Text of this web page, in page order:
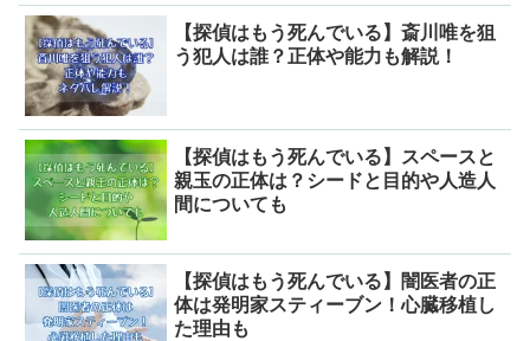
【探偵はもう死んでいる】斎川唯を狙
う犯人は誰？正体や能力も解説！
【探偵はもう死んでいる】スペースと
親玉の正体は？シードと目的や人造人
間についても
【探偵はもう死んでいる】闇医者の正
体は発明家スティーブン！心臓移植し
た理由も